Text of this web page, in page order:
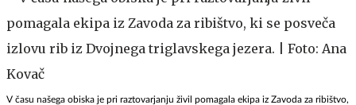
V času našega obiska je pri raztovarjanju živil pomagala ekipa iz Zavoda za ribištvo,